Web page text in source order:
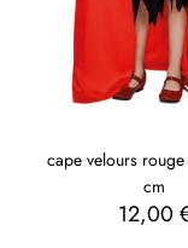
cape velours
cm
12,00